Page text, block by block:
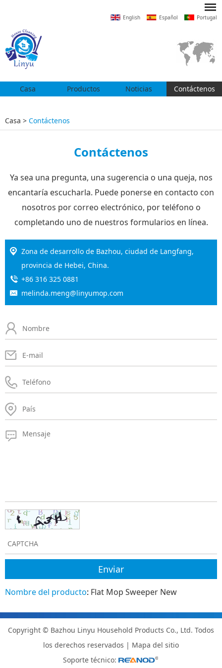
English Español Portugal
Casa Productos Noticias Contáctenos
Casa > Contáctenos
Contáctenos
Ya sea una pregunta, una sugerencia o una queja, nos
encantaría escucharla. Puede ponerse en contacto con
nosotros por correo electrónico, por teléfono o
completando uno de nuestros formularios en línea.
Zona de desarrollo de Bazhou, ciudad de Langfang,
provincia de Hebei, China.
+86 316 325 0881
melinda.meng@linyumop.com
Nombre del producto: Flat Mop Sweeper New
Copyright © Bazhou Linyu Household Products Co., Ltd. Todos
los derechos reservados | Mapa del sitio
Soporte técnico: